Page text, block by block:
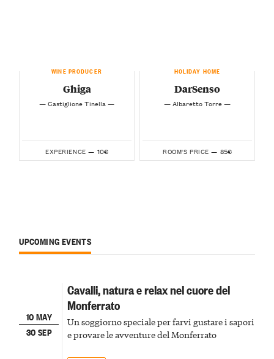
WINE PRODUCER
Ghiga
— Castiglione Tinella —
EXPERIENCE — 10€
HOLIDAY HOME
DarSenso
— Albaretto Torre —
ROOM'S PRICE — 85€
UPCOMING EVENTS
10 MAY
30 SEP
Cavalli, natura e relax nel cuore del
Monferrato
Un soggiorno speciale per farvi gustare i sapori
e provare le avventure del Monferrato